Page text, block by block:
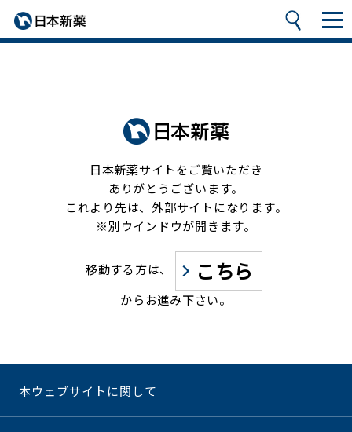
日本新薬サイトをご覧いただき
ありがとうございます。
これより先は、外部サイトになります。
※別ウインドウが開きます。
移動する方は、 こちら
からお進み下さい。
本ウェブサイトに関して